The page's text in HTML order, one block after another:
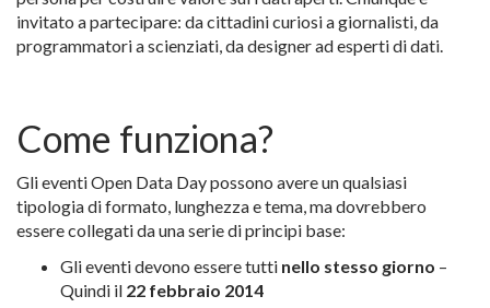
invitato a partecipare: da cittadini curiosi a giornalisti, da
programmatori a scienziati, da designer ad esperti di dati.
Come funziona?
Gli eventi Open Data Day possono avere un qualsiasi
tipologia di formato, lunghezza e tema, ma dovrebbero
essere collegati da una serie di principi base:
Gli eventi devono essere tutti nello stesso giorno –
Quindi il 22 febbraio 2014